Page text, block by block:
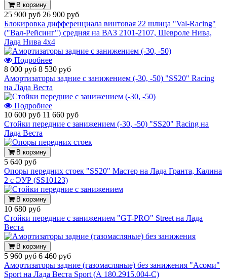
В корзину
25 900 руб 26 900 руб
Блокировка дифференциала винтовая 22 шлица "Val-Racing"
("Вал-Рейсинг") средняя на ВАЗ 2101-2107, Шевроле Нива,
Лада Нива 4х4
Подробнее
8 000 руб 8 530 руб
Амортизаторы задние с занижением (-30, -50) "SS20" Racing
на Лада Веста
Подробнее
10 600 руб 11 660 руб
Стойки передние с занижением (-30, -50) "SS20" Racing на
Лада Веста
В корзину
5 640 руб
Опоры передних стоек "SS20" Мастер на Лада Гранта, Калина
2 с ЭУР (SS10123)
В корзину
10 680 руб
Стойки передние с занижением "GT-PRO" Street на Лада
Веста
В корзину
5 960 руб 6 460 руб
Амортизаторы задние (газомасляные) без занижения "Асоми"
Sport на Лада Веста Sport (А 180.2915.004-С)